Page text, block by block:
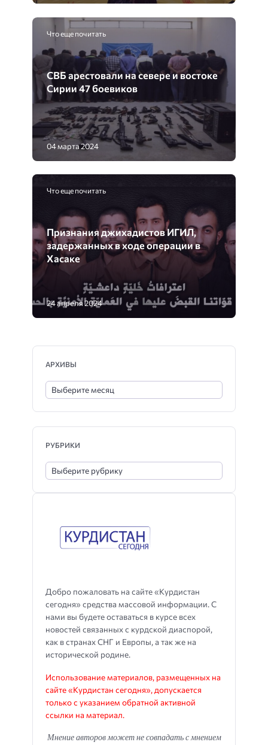
Что еще почитать
СВБ арестовали на севере и востоке
Сирии 47 боевиков
04 марта 2024
Что еще почитать
Признания джихадистов ИГИЛ,
задержанных в ходе операции в
Хасаке
24 апреля 2024
Добро пожаловать на сайте «Курдистан
сегодня» средства массовой информации. С
нами вы будете оставаться в курсе всех
новостей связанных с курдской диаспорой,
как в странах СНГ и Европы, а так же на
исторической родине.
Использование материалов, размещенных на
сайте «Курдистан сегодня», допускается
только с указанием обратной активной
ссылки на материал.
Мнение авторов может не совпадать с мнением
АРХИВЫ
РУБРИКИ